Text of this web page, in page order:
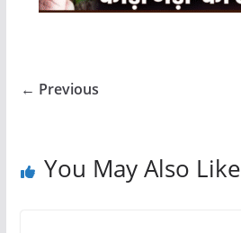
← Previous
You May Also Like